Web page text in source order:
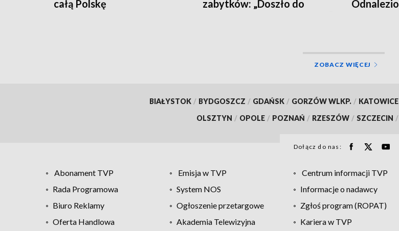
całą Polskę
zabytków: „Doszło do
ZOBACZ WIĘCEJ
BIAŁYSTOK / BYDGOSZCZ / GDAŃSK / GORZÓW WLKP. / KATOWICE
OLSZTYN / OPOLE / POZNAŃ / RZESZÓW / SZCZECIN /
Dołącz do nas:
Abonament TVP Emisja w TVP Centrum informacji TVP
Rada Programowa
System NOS Informacje o nadawcy
Biuro Reklamy
Ogłoszenie przetargowe Zgłoś program (ROPAT)
Oferta Handlowa
Akademia Telewizyjna Kariera w TVP